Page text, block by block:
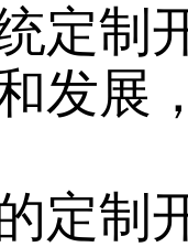
定制
发展
定制